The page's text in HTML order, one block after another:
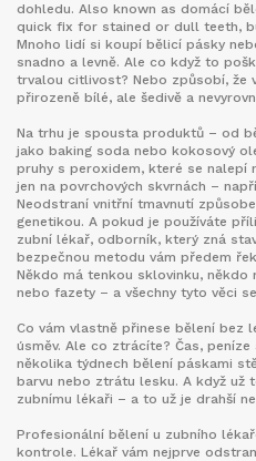
dohledu. Also known as domácí
quick fix for stained or dull teeth,
Mnoho lidí si koupí bělicí pásky
snadno a levně. Ale co když to
trvalou citlivost? Nebo způsobí, že
přirozeně bílé, ale šedivě a
Na trhu je spousta produktů – od
jako baking soda nebo kokosový
pruhy s peroxidem, které se nalepí
jen na povrchových skvrnách –
Neodstraní vnitřní tmavnutí
genetikou. A pokud je používáte
zubní lékař, odborník, který zná
bezpečnou metodu vám předem
Někdo má tenkou sklovinku,
nebo fazety – a všechny tyto věci
Co vám vlastně přinese bělení bez
úsměv. Ale co ztrácíte? Čas,
několika týdnech bělení páskami
barvu nebo ztrátu lesku. A když už
zubnímu lékaři – a to už je drahší
Profesionální bělení u zubního
kontrole. Lékař vám nejprve